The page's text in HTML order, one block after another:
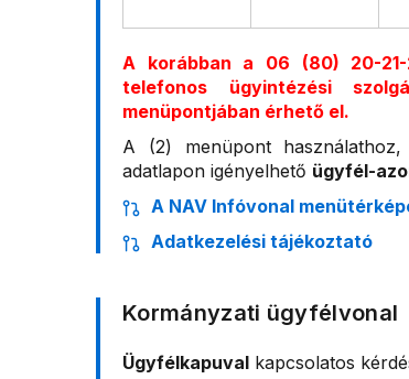
A korábban a 06 (80) 20-21-
telefonos ügyintézési
menüpontjában érhető el.
A (2) menüpont
adatlapon igényelhető ügyfél-
A NAV Infóvonal
Adatkezelési tájékoztató
Kormányzati ügyfélvonal
Ügyfélkapuval kapcsolatos